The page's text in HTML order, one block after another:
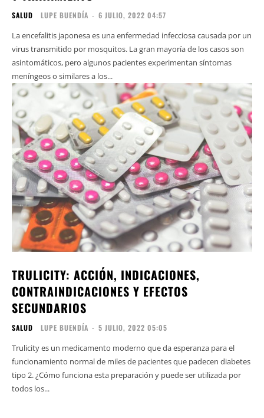
SALUD LUPE BUENDÍA - 6 JULIO, 2022 04:57
La encefalitis japonesa es una enfermedad infecciosa causada por un
virus transmitido por mosquitos. La gran mayoría de los casos son
asintomáticos, pero algunos pacientes experimentan síntomas
meníngeos o similares a los...
TRULICITY: ACCIÓN, INDICACIONES,
CONTRAINDICACIONES Y EFECTOS
SECUNDARIOS
SALUD LUPE BUENDÍA - 5 JULIO, 2022 05:05
Trulicity es un medicamento moderno que da esperanza para el
funcionamiento normal de miles de pacientes que padecen diabetes
tipo 2. ¿Cómo funciona esta preparación y puede ser utilizada por
todos los...